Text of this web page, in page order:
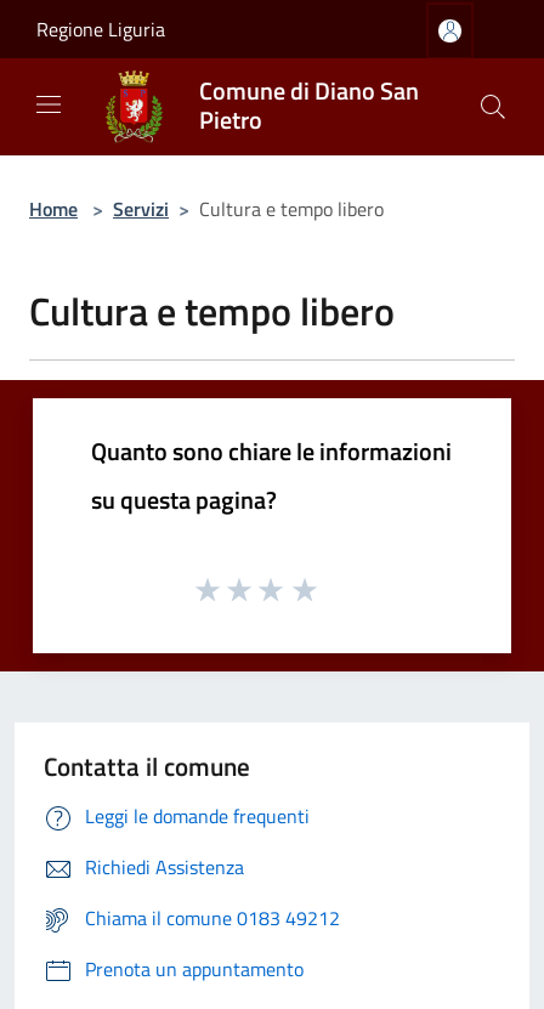
Regione Liguria
Comune di Diano San
Pietro
Home > Servizi > Cultura e tempo libero
Cultura e tempo libero
Quanto sono chiare le informazioni
su questa pagina?
Contatta il comune
Leggi le domande frequenti
Richiedi Assistenza
Chiama il comune 0183 49212
Prenota un appuntamento